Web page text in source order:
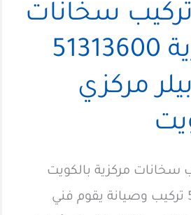
سخانات
مركزية 51313600
مركزي
سخانات مركزية بالكويت
51313600 تركيب وصيانة يقوم فني